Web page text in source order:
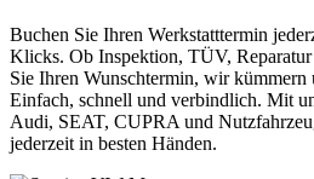
Buchen Sie Ihren Werkstatttermin
Klicks. Ob Inspektion, TÜV,
Sie Ihren Wunschtermin, wir kümmern
Einfach, schnell und verbindlich. Mit
Audi, SEAT, CUPRA und
jederzeit in besten Händen.